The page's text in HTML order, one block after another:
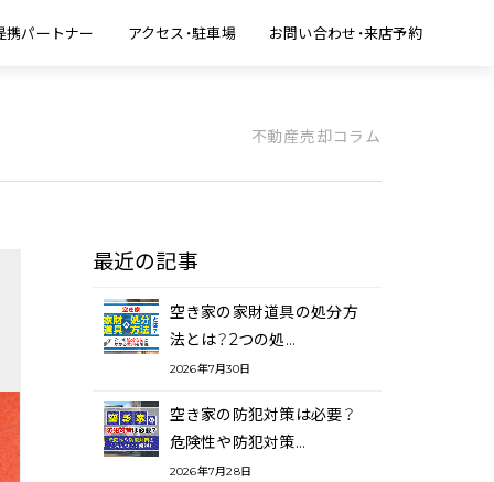
携パートナー アクセス・駐車場 お問い合わせ・来店予約
不動産売却コラム
最近の記事
空き家の家財道具の処分方
法とは？2つの処…
2026年7月30日
空き家の防犯対策は必要？
危険性や防犯対策…
2026年7月28日